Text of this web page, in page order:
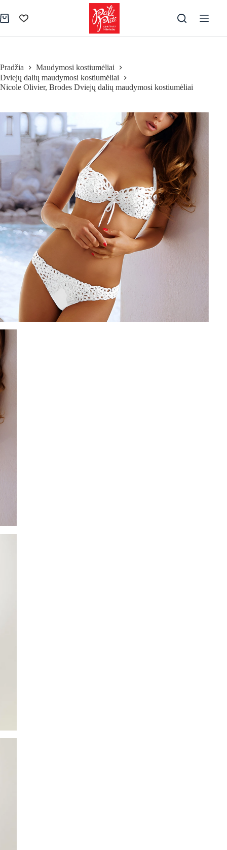
to
content
Pirkinių
Pradžia
Maudymosi kostiumėliai
Dviejų dalių maudymosi kostiumėliai
Nicole Olivier, Brodes Dviejų dalių maudymosi kostiumėliai